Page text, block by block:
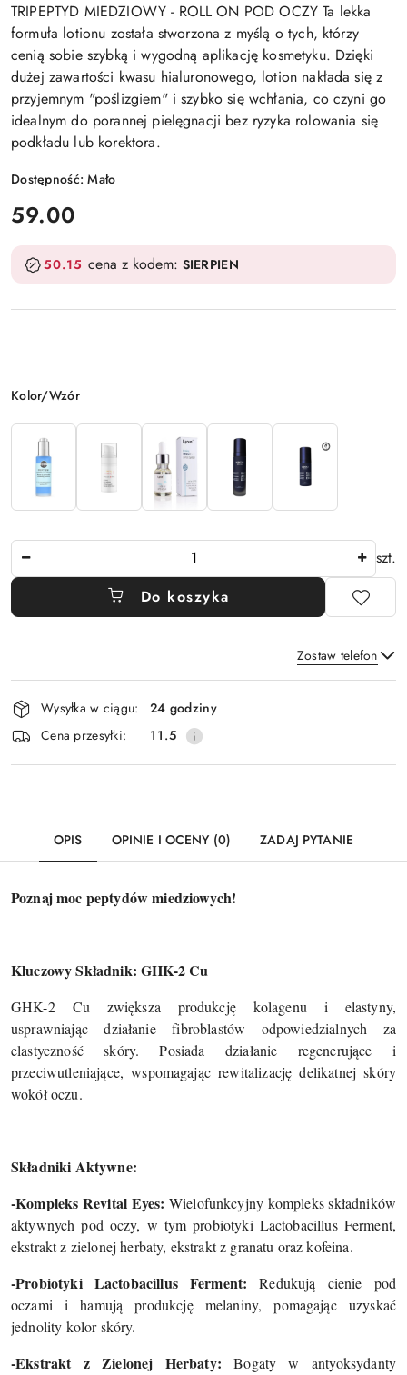
TRIPEPTYD MIEDZIOWY - ROLL ON POD OCZY Ta lekka
formuła lotionu została stworzona z myślą o tych, którzy
cenią sobie szybką i wygodną aplikację kosmetyku. Dzięki
dużej zawartości kwasu hialuronowego, lotion nakłada się z
przyjemnym "poślizgiem" i szybko się wchłania, co czyni go
idealnym do porannej pielęgnacji bez ryzyka rolowania się
podkładu lub korektora.
Dostępność:Mało
cena:
59.00
50.15 cena z kodem: SIERPIEN
Wariant
Kolor/Wzór
szt.
Do koszyka
Zostaw telefon
Wyślij
Dostępność
i
dostawa
Wysyłka w ciągu:
24 godziny
Cena przesyłki:
11.5
OPIS OPINIE I OCENY (0) ZADAJ PYTANIE
Poznaj moc peptydów miedziowych!
Kluczowy Składnik: GHK-2 Cu
GHK-2 Cu zwiększa produkcję kolagenu i elastyny,
usprawniając działanie fibroblastów odpowiedzialnych za
elastyczność skóry. Posiada działanie regenerujące i
przeciwutleniające, wspomagając rewitalizację delikatnej skóry
wokół oczu.
Składniki Aktywne:
-Kompleks Revital Eyes: Wielofunkcyjny kompleks składników
aktywnych pod oczy, w tym probiotyki Lactobacillus Ferment,
ekstrakt z zielonej herbaty, ekstrakt z granatu oraz kofeina.
-Probiotyki Lactobacillus Ferment: Redukują cienie pod
oczami i hamują produkcję melaniny, pomagając uzyskać
jednolity kolor skóry.
-Ekstrakt z Zielonej Herbaty: Bogaty w antyoksydanty